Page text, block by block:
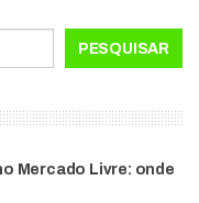
PESQUISAR
Mercado Livre: onde